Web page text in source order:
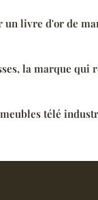
un livre d'or de
la marque qui
télé